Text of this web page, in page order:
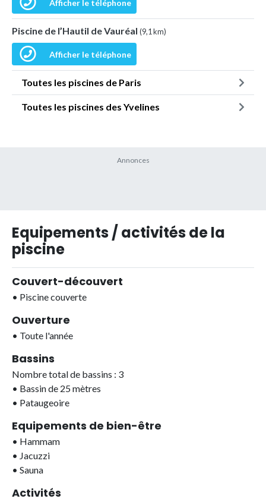
Afficher le téléphone
Piscine de l’Hautil de Vauréal (9,1 km)
Afficher le téléphone
Toutes les piscines de Paris
Toutes les piscines des Yvelines
Equipements / activités de la
piscine
Couvert-découvert
• Piscine couverte
Ouverture
• Toute l'année
Bassins
Nombre total de bassins : 3
• Bassin de 25 mètres
• Pataugeoire
Equipements de bien-être
• Hammam
• Jacuzzi
• Sauna
Activités